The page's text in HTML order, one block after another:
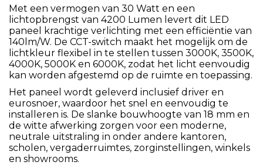
Met een vermogen van 30 Watt en een
lichtopbrengst van 4200 Lumen levert dit LED
paneel krachtige verlichting met een efficiëntie van
140lm/W. De CCT-switch maakt het mogelijk om de
lichtkleur flexibel in te stellen tussen 3000K, 3500K,
4000K, 5000K en 6000K, zodat het licht eenvoudig
kan worden afgestemd op de ruimte en toepassing.
Het paneel wordt geleverd inclusief driver en
eurosnoer, waardoor het snel en eenvoudig te
installeren is. De slanke bouwhoogte van 18 mm en
de witte afwerking zorgen voor een moderne,
neutrale uitstraling in onder andere kantoren,
scholen, vergaderruimtes, zorginstellingen, winkels
en showrooms.